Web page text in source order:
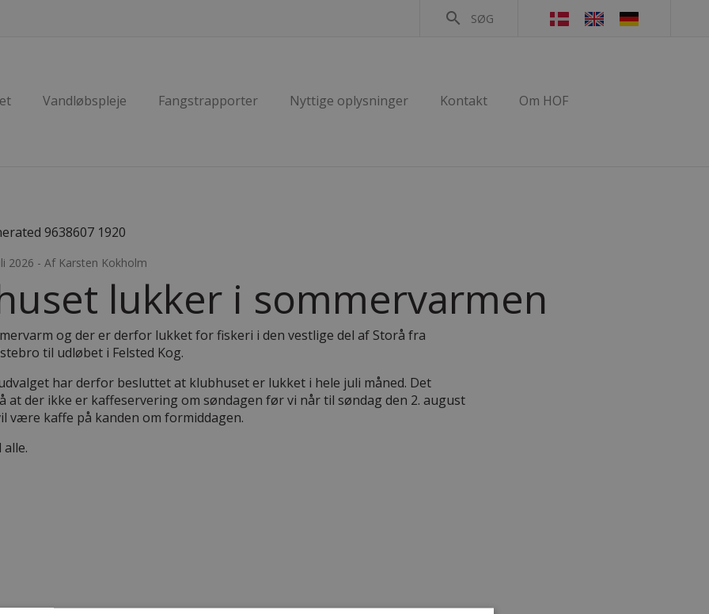
search SØG
Vandløbspleje Fangstrapporter Nyttige oplysninger Kontakt Om HOF
2026 - Af Karsten Kokholm
lukker i sommervarmen
og der er derfor lukket for fiskeri i den vestlige del af Storå fra
til udløbet i Felsted Kog.
har derfor besluttet at klubhuset er lukket i hele juli måned. Det
at der ikke er kaffeservering om søndagen før vi når til søndag den 2. august
være kaffe på kanden om formiddagen.